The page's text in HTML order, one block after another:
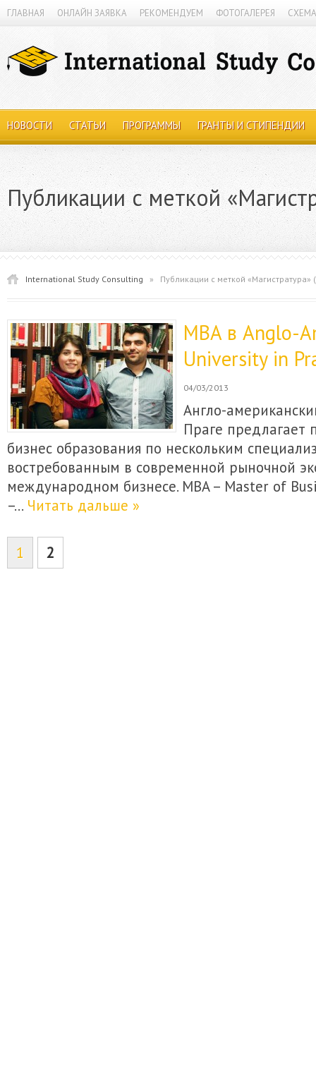
ГЛАВНАЯ ОНЛАЙН ЗАЯВКА РЕКОМЕНДУЕМ ФОТОГАЛЕРЕЯ
НОВОСТИ СТАТЬИ ПРОГРАММЫ ГРАНТЫ И СТИПЕНДИИ
Публикации с меткой
International Study Consulting » Публикации с меткой «Магистратура»
MBA в Anglo-
University in
04/03/2013
Англо-
Праге предлагает
бизнес образования по нескольким
востребованным в современной рыночной
международном бизнесе. MBA – Master of
–… Читать дальше »
1 2